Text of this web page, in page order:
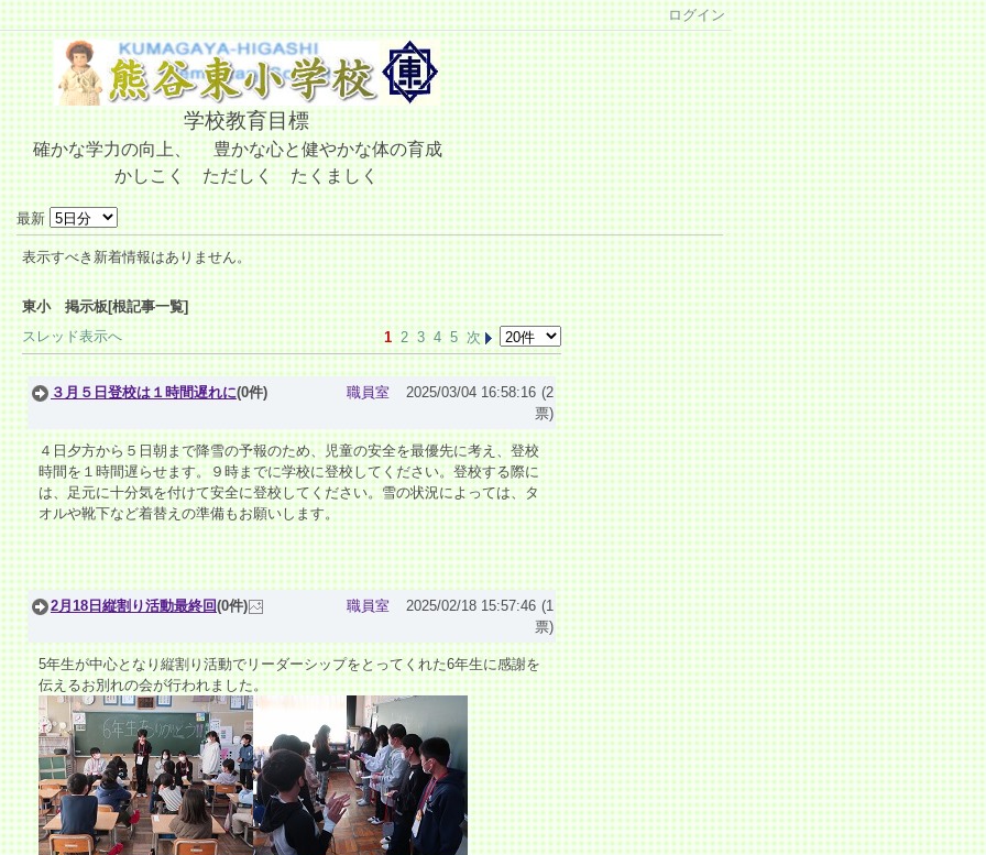
ログイン
学校教育目標
確かな学力の向上、 豊かな心と健やかな体の育成
かしこく ただしく たくましく
最新
表示すべき新着情報はありません。
東小 掲示板[根記事一覧]
スレッド表示へ
1 2 3 4 5 次
３月５日登校は１時間遅れに(0件) 職員室 2025/03/04 16:58:16 (2
票)
４日夕方から５日朝まで降雪の予報のため、児童の安全を最優先に考え、登校
時間を１時間遅らせます。９時までに学校に登校してください。登校する際に
は、足元に十分気を付けて安全に登校してください。雪の状況によっては、タ
オルや靴下など着替えの準備もお願いします。
2月18日縦割り活動最終回(0件) 職員室 2025/02/18 15:57:46 (1
票)
5年生が中心となり縦割り活動でリーダーシップをとってくれた6年生に感謝を
伝えるお別れの会が行われました。